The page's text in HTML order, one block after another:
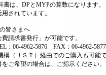
書は、DPとMYPの算数になります。
されています。
皆さまへ
請求書発行」が可能です。
：06-4962-5876 FAX：06-4962-
（ＪＳＴ）経由でのご購入も可能で
ご希望の場合は、ご指示ください。